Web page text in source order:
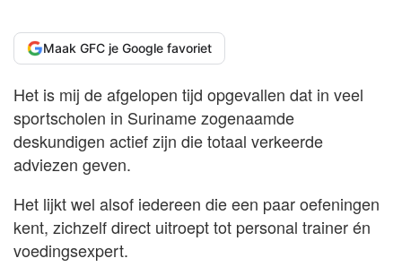
Maak GFC je Google favoriet
Het is mij de afgelopen tijd opgevallen dat in veel
sportscholen in Suriname zogenaamde
deskundigen actief zijn die totaal verkeerde
adviezen geven.
Het lijkt wel alsof iedereen die een paar oefeningen
kent, zichzelf direct uitroept tot personal trainer én
voedingsexpert.